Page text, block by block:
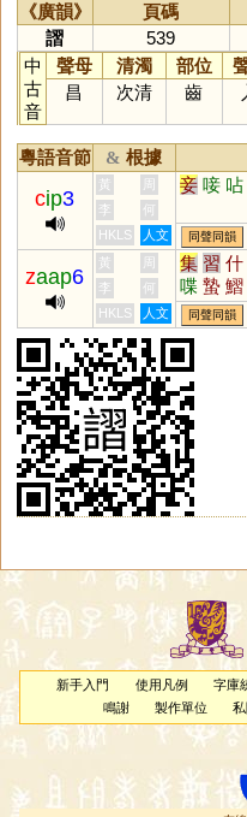
《廣韻》 頁碼
謵
539
中
古
音
聲母 清濁 部位
昌
次清 齒
粵語音節 & 根據
cip3
黃 周 妾 唼 呫
李
何
HKLS
人文 同聲同韻
zaap6
黃 周 集 習 什
喋 蟄 鰼
騽 鈒 槢
李
何
HKLS
人文 同聲同韻
新手入門 使用凡例 字庫
鳴謝
製作單位